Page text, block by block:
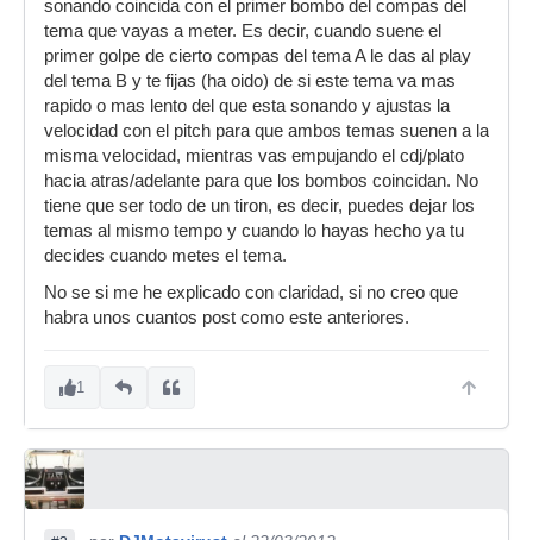
sonando coincida con el primer bombo del compas del
tema que vayas a meter. Es decir, cuando suene el
primer golpe de cierto compas del tema A le das al play
del tema B y te fijas (ha oido) de si este tema va mas
rapido o mas lento del que esta sonando y ajustas la
velocidad con el pitch para que ambos temas suenen a la
misma velocidad, mientras vas empujando el cdj/plato
hacia atras/adelante para que los bombos coincidan. No
tiene que ser todo de un tiron, es decir, puedes dejar los
temas al mismo tempo y cuando lo hayas hecho ya tu
decides cuando metes el tema.
No se si me he explicado con claridad, si no creo que
habra unos cuantos post como este anteriores.
1